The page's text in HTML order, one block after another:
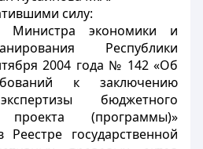
силу:
Министра экономики и
Республики
2004 года № 142 «Об
к заключению
бюджетного
проекта (программы)»
Реестре государственной